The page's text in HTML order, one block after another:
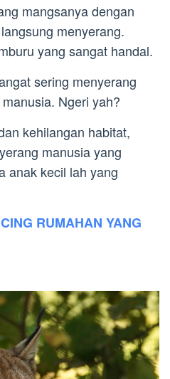
mangsanya dengan
menyerang.
yang sangat handal.
sering menyerang
Ngeri yah?
kehilangan habitat,
manusia yang
anak kecil lah yang
RUMAHAN YANG